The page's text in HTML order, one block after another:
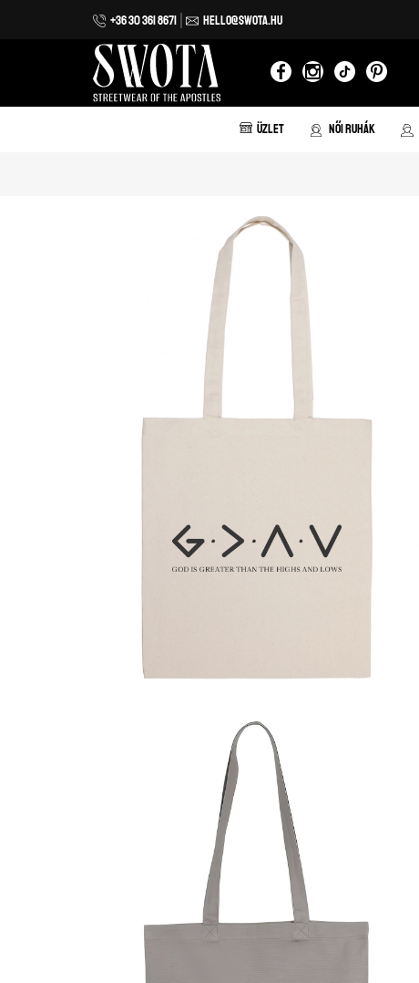
+36 30 361 8671 HELLO@SWOTA.HU
Iratkozz fel hírlevelünkre! Feliratkozom
ÜZLET NŐI RUHÁK